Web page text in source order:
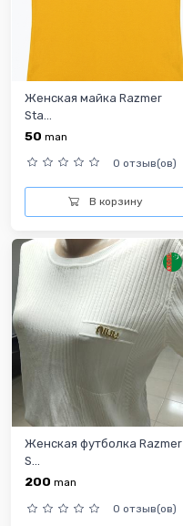
Женская майка Razmer
Sta...
50 man
0 отзыв(ов)
В корзину
Женская футболка Razmer
S...
200 man
0 отзыв(ов)